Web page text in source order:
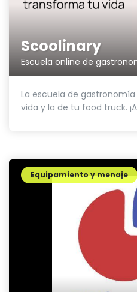
Scoolinary
Escuela online de
La escuela de
vida y la de tu food truck.
Equipamiento y menaje